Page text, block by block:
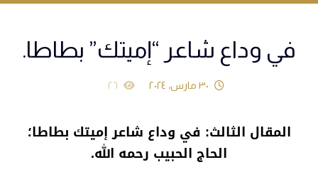
في وداع شاعر “إميتك” بطاطا.
٣٠ مارس، ٢٠٢٤ ٢٦
المقال الثالث: في وداع شاعر إميتك بطاطا؛
الحاج الحبيب رحمه الله.